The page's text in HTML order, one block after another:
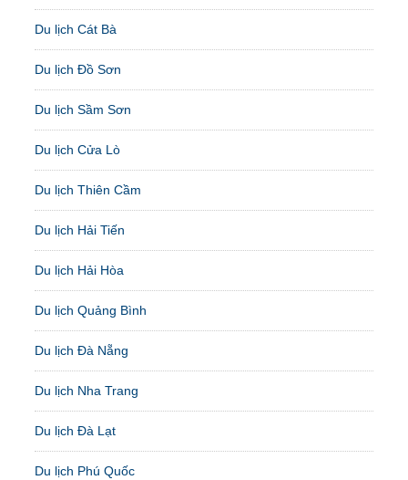
Du lịch Cát Bà
Du lịch Đồ Sơn
Du lịch Sầm Sơn
Du lịch Cửa Lò
Du lịch Thiên Cầm
Du lịch Hải Tiến
Du lịch Hải Hòa
Du lịch Quảng Bình
Du lịch Đà Nẵng
Du lịch Nha Trang
Du lịch Đà Lạt
Du lịch Phú Quốc